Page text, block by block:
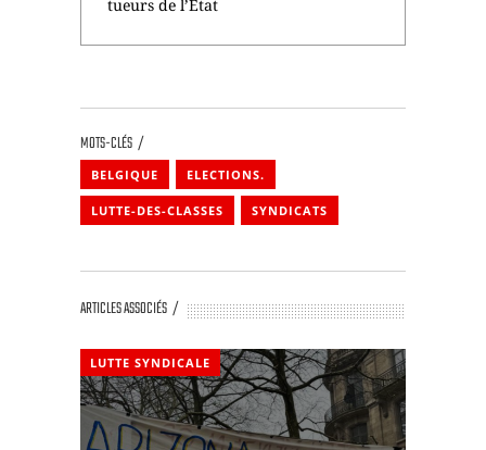
tueurs de l’Etat
MOTS-CLÉS
BELGIQUE ELECTIONS.
LUTTE-DES-CLASSES SYNDICATS
ARTICLES ASSOCIÉS
LUTTE SYNDICALE